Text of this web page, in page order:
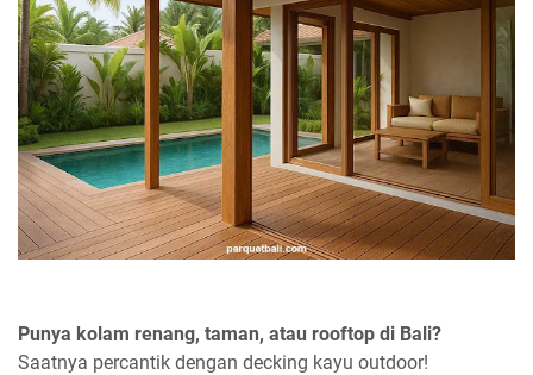
Punya kolam renang, taman, atau rooftop di Bali?
Saatnya percantik dengan decking kayu outdoor!